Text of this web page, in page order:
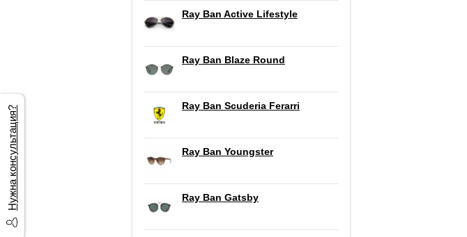
Ray Ban Active Lifestyle
Ray Ban Blaze Round
Ray Ban Scuderia Ferarri
Ray Ban Youngster
Ray Ban Gatsby
Нужна консультация?